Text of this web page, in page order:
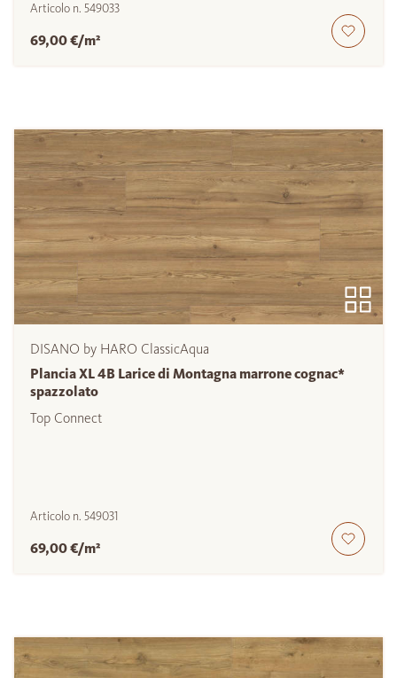
Articolo n. 549033
69,00 €/m²
DISANO by HARO ClassicAqua
Plancia XL 4B Larice di Montagna marrone cognac*
spazzolato
Top Connect
Articolo n. 549031
69,00 €/m²